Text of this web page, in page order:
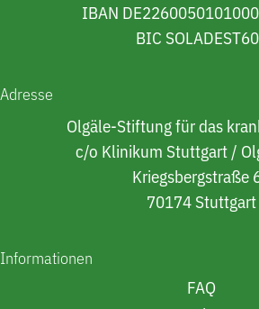
IBAN
BIC
Adresse
Olgäle-Stiftung für das
c/o Klinikum Stuttgart /
Kriegsbergstraße
70174 Stuttgart
Informationen
FAQ